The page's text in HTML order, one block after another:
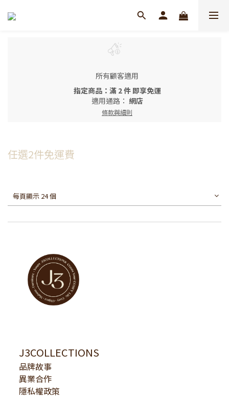
所有顧客適用
指定商品：滿 2 件 即享免運
適用通路： 網店
條款與細則
任選2件免運費
每頁顯示 24 個
J3COLLECTIONS
品牌故事
異業合作
隱私權政策